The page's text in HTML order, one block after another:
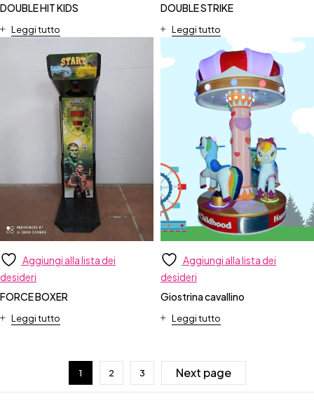
DOUBLE HIT KIDS
Leggi tutto
DOUBLE STRIKE
Leggi tutto
Aggiungi alla lista dei
desideri
FORCE BOXER
Leggi tutto
Aggiungi alla lista dei
desideri
Giostrina cavallino
Leggi tutto
1 2 3 Next page